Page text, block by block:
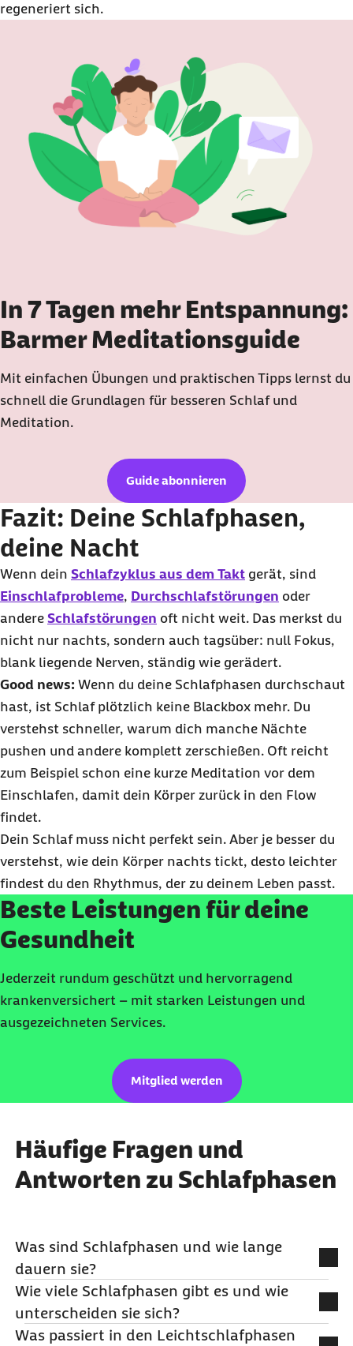
regeneriert sich.
In 7 Tagen mehr Entspannung:
Barmer Meditationsguide
Mit einfachen Übungen und praktischen Tipps lernst du
schnell die Grundlagen für besseren Schlaf und
Meditation.
Guide abonnieren
Fazit: Deine Schlafphasen,
deine Nacht
Wenn dein Schlafzyklus aus dem Takt gerät, sind
Einschlafprobleme, Durchschlafstörungen oder
andere Schlafstörungen oft nicht weit. Das merkst du
nicht nur nachts, sondern auch tagsüber: null Fokus,
blank liegende Nerven, ständig wie gerädert.
Good news: Wenn du deine Schlafphasen durchschaut
hast, ist Schlaf plötzlich keine Blackbox mehr. Du
verstehst schneller, warum dich manche Nächte
pushen und andere komplett zerschießen. Oft reicht
zum Beispiel schon eine kurze Meditation vor dem
Einschlafen, damit dein Körper zurück in den Flow
findet.
Dein Schlaf muss nicht perfekt sein. Aber je besser du
verstehst, wie dein Körper nachts tickt, desto leichter
findest du den Rhythmus, der zu deinem Leben passt.
Beste Leistungen für deine
Gesundheit
Jederzeit rundum geschützt und hervorragend
krankenversichert – mit starken Leistungen und
ausgezeichneten Services.
Mitglied werden
Häufige Fragen und
Antworten zu Schlafphasen
Was sind Schlafphasen und wie lange
dauern sie?
Dein nächtlicher Schlaf gliedert sich in
verschiedene Abschnitte, die jeweils
unterschiedliche Funktionen erfüllen. Diese
Wie viele Schlafphasen gibt es und wie
unterscheiden sie sich?
Ein gesunder Schlafzyklus umfasst vier
Was passiert in den Leichtschlafphasen